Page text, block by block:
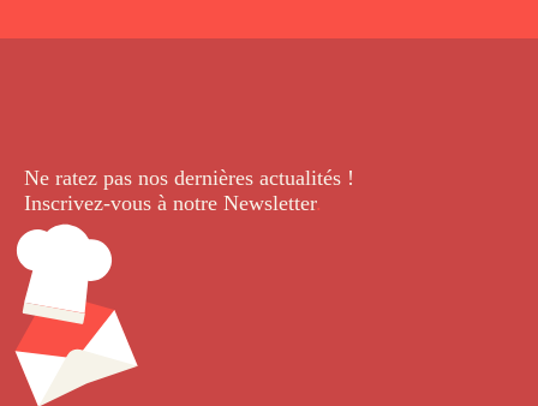
Ne ratez pas nos dernières actualités !
Inscrivez-vous à notre Newsletter.